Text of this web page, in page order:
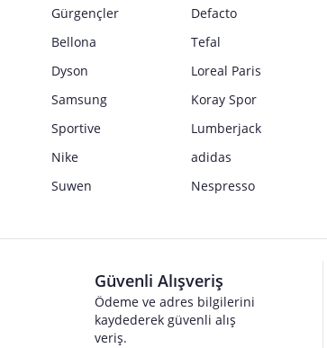
Gürgençler
Defacto
Bellona
Tefal
Dyson
Loreal Paris
Samsung
Koray Spor
Sportive
Lumberjack
Nike
adidas
Suwen
Nespresso
Güvenli Alışveriş
Ödeme ve adres bilgilerini
kaydederek güvenli alış
veriş.